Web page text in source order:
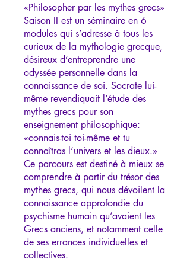
«Philosopher par les mythes grecs»
Saison II est un séminaire en 6
modules qui s’adresse à tous les
curieux de la mythologie grecque,
désireux d’entreprendre une
odyssée personnelle dans la
connaissance de soi. Socrate lui-
même revendiquait l’étude des
mythes grecs pour son
enseignement philosophique:
«connais-toi toi-même et tu
connaîtras l’univers et les dieux.»
Ce parcours est destiné à mieux se
comprendre à partir du trésor des
mythes grecs, qui nous dévoilent la
connaissance approfondie du
psychisme humain qu’avaient les
Grecs anciens, et notamment celle
de ses errances individuelles et
collectives.